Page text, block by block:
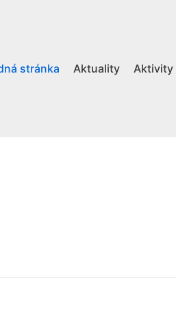
stránka Aktuality Aktivity